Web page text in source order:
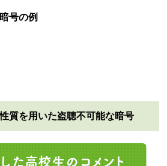
号の例
質を用いた盗聴不可能な暗号